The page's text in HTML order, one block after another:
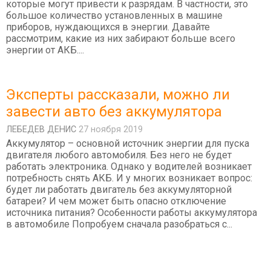
которые могут привести к разрядам. В частности, это
большое количество установленных в машине
приборов, нуждающихся в энергии. Давайте
рассмотрим, какие из них забирают больше всего
энергии от АКБ....
Эксперты рассказали, можно ли
завести авто без аккумулятора
ЛЕБЕДEВ ДЕНИС 27 ноября 2019
Аккумулятор – основной источник энергии для пуска
двигателя любого автомобиля. Без него не будет
работать электроника. Однако у водителей возникает
потребность снять АКБ. И у многих возникает вопрос:
будет ли работать двигатель без аккумуляторной
батареи? И чем может быть опасно отключение
источника питания? Особенности работы аккумулятора
в автомобиле Попробуем сначала разобраться с...